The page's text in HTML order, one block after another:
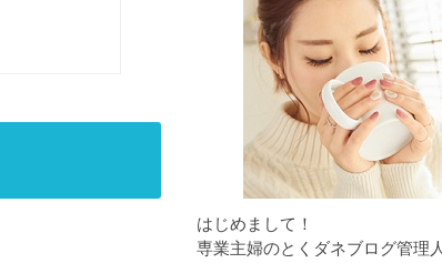
はじめまして！
専業主婦のとくダネブログ管理